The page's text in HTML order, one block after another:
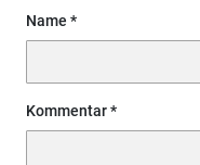
Name
Kommentar